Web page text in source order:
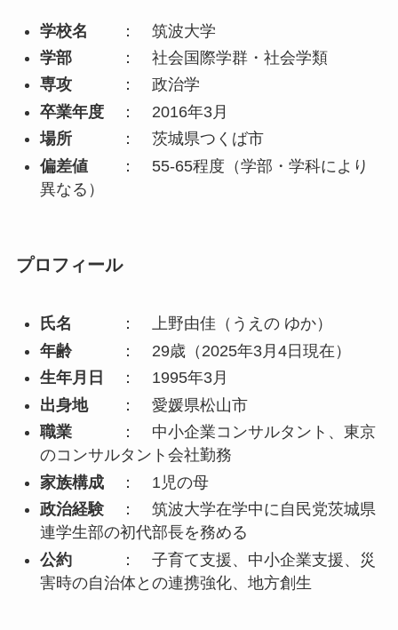
学校名 ： 筑波大学
学部： 社会国際学群・社会学類
専攻： 政治学
卒業年度： 2016年3月
場所： 茨城県つくば市
偏差値： 55-65程度（学部・学科により
異なる）
プロフィール
氏名 ： 上野由佳（うえの ゆか）
年齢： 29歳（2025年3月4日現在）
生年月日
： 1995年3月
出身地： 愛媛県松山市
職業： 中小企業コンサルタント、東京
のコンサルタント会社勤務
家族構成： 1児の母
政治経験： 筑波大学在学中に自民党茨城県
連学生部の初代部長を務める
公約： 子育て支援、中小企業支援、災
害時の自治体との連携強化、地方創生